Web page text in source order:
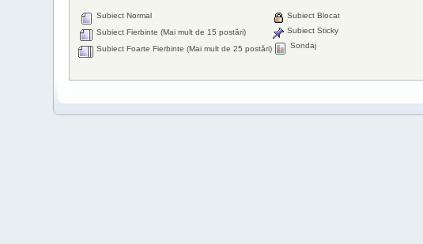
Subiect Normal
Subiect Fierbinte (Mai mult de 15 postări)
Subiect Foarte Fierbinte (Mai mult de 25 postări)
Subiect Blocat
Subiect Sticky
Sondaj